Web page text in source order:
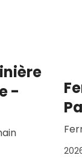
-